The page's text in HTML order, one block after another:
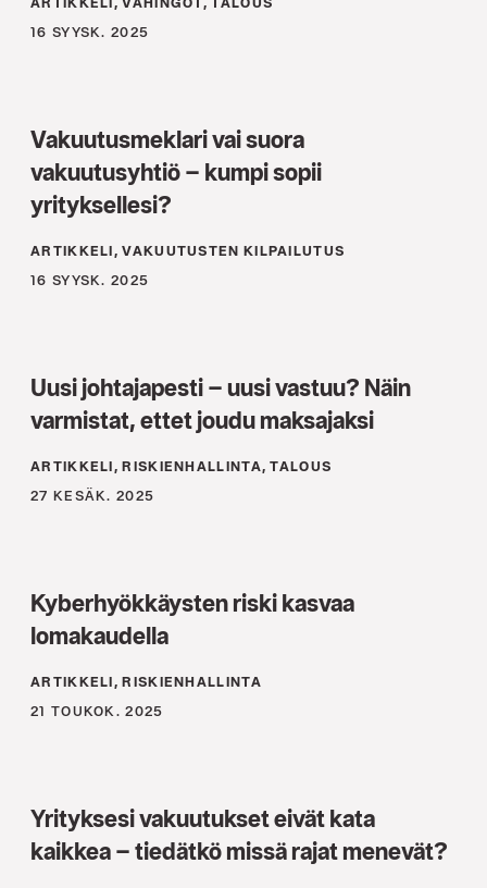
16 SYYSK. 2025
Vakuutusmeklari vai suora
vakuutusyhtiö – kumpi sopii
yrityksellesi?
ARTIKKELI, VAKUUTUSTEN KILPAILUTUS
16 SYYSK. 2025
Uusi johtajapesti – uusi vastuu? Näin
varmistat, ettet joudu maksajaksi
ARTIKKELI, RISKIENHALLINTA, TALOUS
27 KESÄK. 2025
Kyberhyökkäysten riski kasvaa
lomakaudella
ARTIKKELI, RISKIENHALLINTA
21 TOUKOK. 2025
Yrityksesi vakuutukset eivät kata
kaikkea – tiedätkö missä rajat menevät?